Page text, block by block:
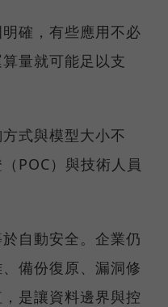
確，有些應用不必
量就可能足以支
式與模型大小不
POC）與技術人員
自動安全。企業仍
備份復原、漏洞修
是讓資料邊界與控